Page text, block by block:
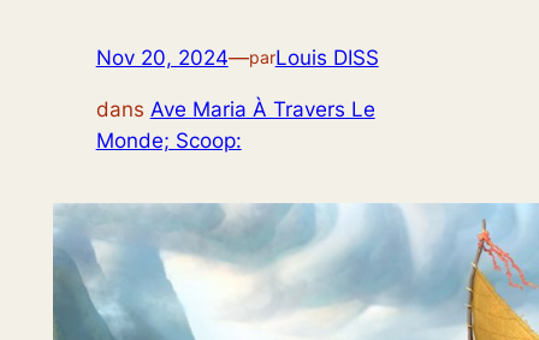
Nov 20, 2024—parLouis DISS
dans Ave Maria À Travers Le
Monde; Scoop: